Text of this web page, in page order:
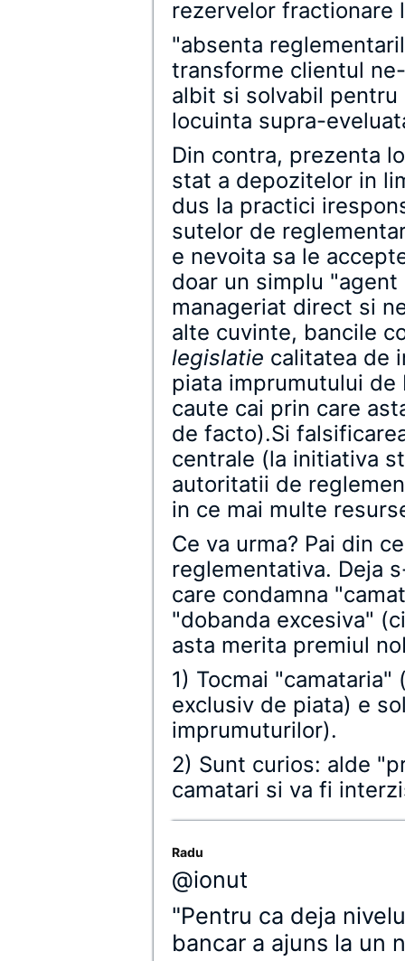
rezervelor fractionare
"absenta
transforme clientul
albit si solvabil
locuinta supra-
Din contra, prezenta
stat a depozitelor in
dus la practici
sutelor de
e nevoita sa le
doar un simplu
manageriat direct si
alte cuvinte, bancile
legislatie calitatea de
piata imprumutului de
caute cai prin care
de facto).Si
centrale (la initiativa
autoritatii de
in ce mai multe
Ce va urma? Pai din
reglementativa. Deja
care condamna
"dobanda excesiva"
asta merita premiul
1) Tocmai
exclusiv de piata) e
imprumuturilor).
2) Sunt curios: alde
camatari si va fi
Radu
@ionut
"Pentru ca deja
bancar a ajuns la un